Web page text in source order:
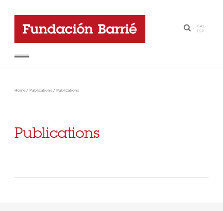
·
GAL-
ESP
Home / Publications / Publications
Publications